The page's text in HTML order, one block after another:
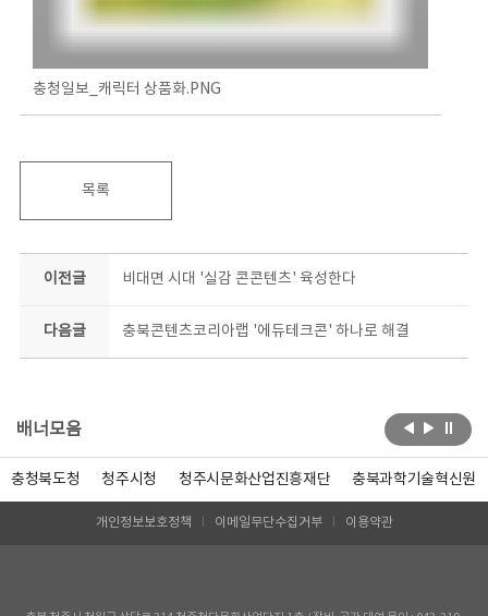
충청일보_캐릭터 상품화.PNG
목록
이전글 비대면 시대 '실감 콘콘텐츠' 육성한다
다음글 충북콘텐츠코리아랩 '에듀테크콘' 하나로 해결
배너모음
충청북도청 청주시청 청주시문화산업진흥재단 충북과학기술혁신원
개인정보보호정책 이메일무단수집거부 이용약관